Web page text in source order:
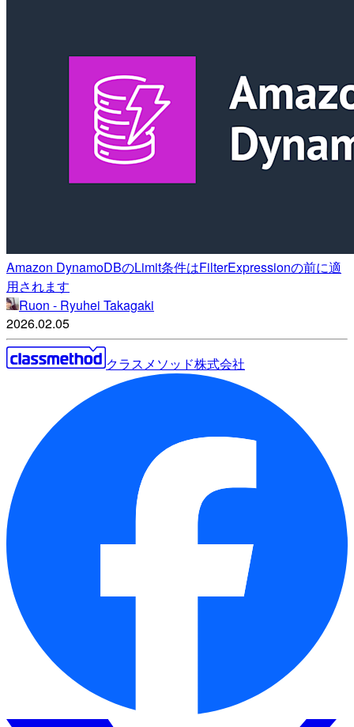
Amazon DynamoDBのLimit条件はFilterExpressionの前に適
用されます
Ruon - Ryuhei Takagaki
2026.02.05
クラスメソッド株式会社